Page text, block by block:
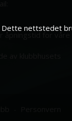
Dette nettstedet